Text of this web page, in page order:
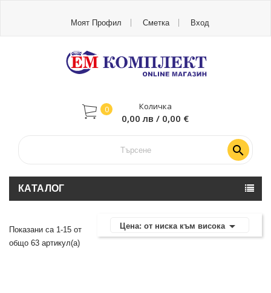
Моят Профил Сметка Вход
Количка
0
0,00 лв / 0,00 €

КАТАЛОГ
Цена: от ниска към висока
Показани са 1-15 от
общо 63 артикул(а)